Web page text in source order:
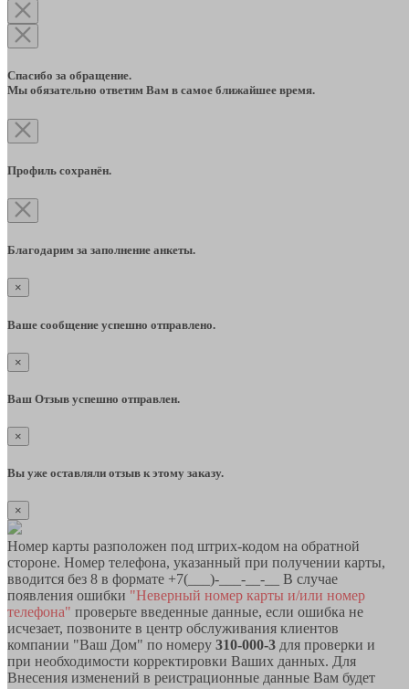
Спасибо за обращение.
Мы обязательно ответим Вам в самое ближайшее время.
Профиль сохранён.
Благодарим за заполнение анкеты.
×
Ваше сообщение успешно отправлено.
×
Ваш Отзыв успешно отправлен.
×
Вы уже оставляли отзыв к этому заказу.
×
Номер карты разположен под штрих-кодом на обратной
стороне. Номер телефона, указанный при получении карты,
вводится без 8 в формате +7(___)-___-__-__ В случае
появления ошибки "Неверный номер карты и/или номер
телефона" проверьте введенные данные, если ошибка не
исчезает, позвоните в центр обслуживания клиентов
компании "Ваш Дом" по номеру 310-000-3 для проверки и
при необходимости корректировки Ваших данных. Для
Внесения изменений в реистрационные данные Вам будет